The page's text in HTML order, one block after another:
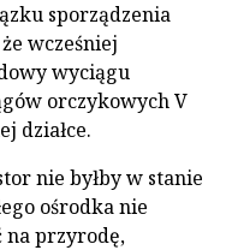
sporządzenia
wcześniej
wyciągu
orczykowych V
działce.
nie byłby w stanie
ośrodka nie
na przyrodę,